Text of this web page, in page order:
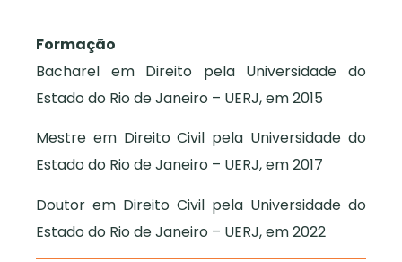
Formação
Bacharel em Direito pela Universidade do
Estado do Rio de Janeiro – UERJ, em 2015
Mestre em Direito Civil pela Universidade do
Estado do Rio de Janeiro – UERJ, em 2017
Doutor em Direito Civil pela Universidade do
Estado do Rio de Janeiro – UERJ, em 2022